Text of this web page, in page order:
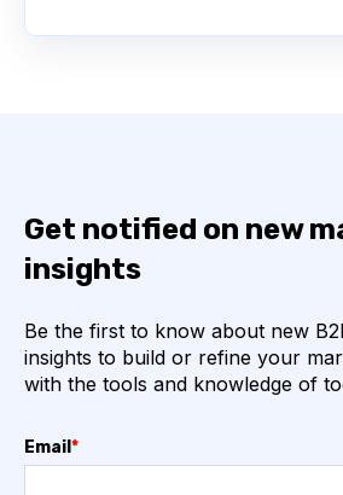
Get notified on new
insights
Be the first to know about new
insights to build or refine your
with the tools and knowledge of
Email *